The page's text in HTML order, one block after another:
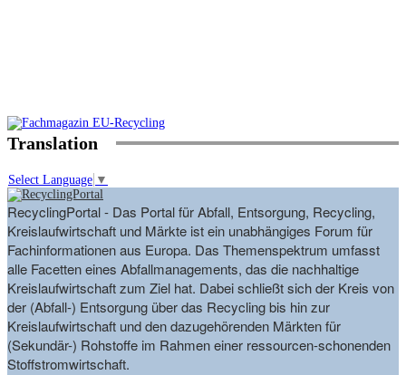
Translation
Select Language ▼
RecyclingPortal - Das Portal für Abfall, Entsorgung, Recycling,
Kreislaufwirtschaft und Märkte ist ein unabhängiges Forum für
Fachinformationen aus Europa. Das Themenspektrum umfasst
alle Facetten eines Abfallmanagements, das die nachhaltige
Kreislaufwirtschaft zum Ziel hat. Dabei schließt sich der Kreis von
der (Abfall-) Entsorgung über das Recycling bis hin zur
Kreislaufwirtschaft und den dazugehörenden Märkten für
(Sekundär-) Rohstoffe im Rahmen einer ressourcen-schonenden
Stoffstromwirtschaft.